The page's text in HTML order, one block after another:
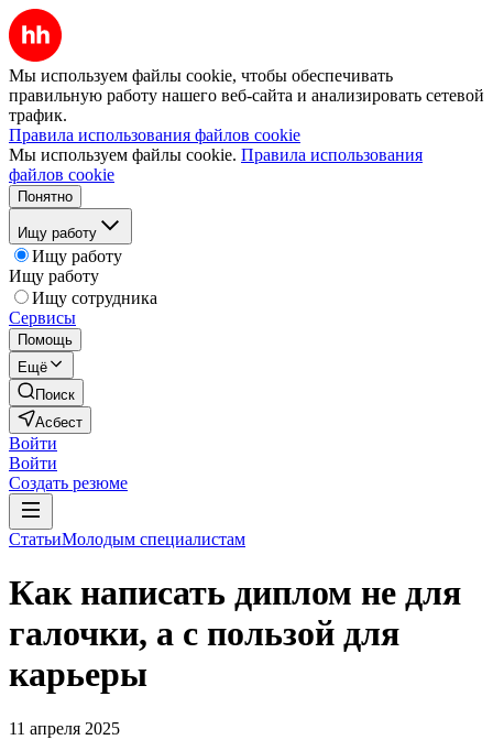
Мы используем файлы cookie, чтобы обеспечивать
правильную работу нашего веб-сайта и анализировать сетевой
трафик.
Правила использования файлов cookie
Мы используем файлы cookie. Правила использования
файлов cookie
Понятно
Ищу работу
Ищу работу
Ищу работу
Ищу сотрудника
Сервисы
Помощь
Ещё
Поиск
Асбест
Войти
Войти
Создать резюме
СтатьиМолодым специалистам
Как написать диплом не для
галочки, а с пользой для
карьеры
11 апреля 2025